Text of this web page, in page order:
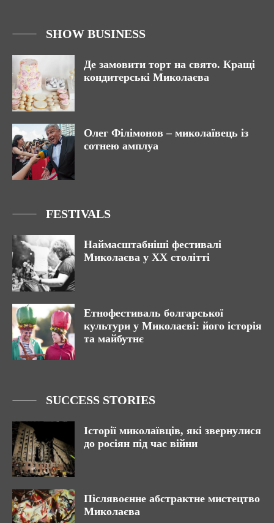
SHOW BUSINESS
Де замовити торт на свято. Кращі
кондитерські Миколаєва
Олег Філімонов – миколаївець із
сотнею амплуа
FESTIVALS
Наймасштабніші фестивалі
Миколаєва у XX столітті
Етнофестиваль болгарської
культури у Миколаєві: його історія
та майбутнє
SUCCESS STORIES
Історії миколаївців, які звернулися
до росіян під час війни
Післявоєнне абстрактне мистецтво
Миколаєва